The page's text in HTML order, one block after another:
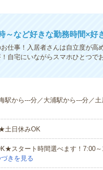
～など好きな勤務時間×好
仕事！入居者さんは自立度が高
自宅にいながらスマホひとつで
駅から---分／大浦駅から---分／
土日休みOK
スタート時間選べます！7:00～
きを見る